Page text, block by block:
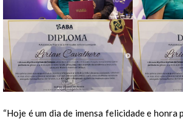
“Hoje é um dia de imensa felicidade e honra